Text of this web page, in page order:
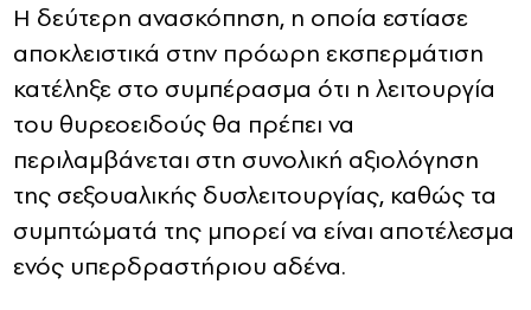
Η δεύτερη ανασκόπηση, η οποία εστίασε
αποκλειστικά στην πρόωρη εκσπερμάτιση
κατέληξε στο συμπέρασμα ότι η λειτουργία
του θυρεοειδούς θα πρέπει να
περιλαμβάνεται στη συνολική αξιολόγηση
της σεξουαλικής δυσλειτουργίας, καθώς τα
συμπτώματά της μπορεί να είναι αποτέλεσμα
ενός υπερδραστήριου αδένα.